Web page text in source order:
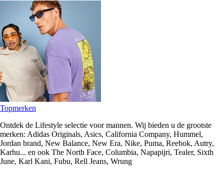
Topmerken
Ontdek de Lifestyle selectie voor mannen. Wij bieden u de grootste
merken: Adidas Originals, Asics, California Company, Hummel,
Jordan brand, New Balance, New Era, Nike, Puma, Reebok, Autry,
Karhu... en ook The North Face, Columbia, Napapijri, Tealer, Sixth
June, Karl Kani, Fubu, Rell Jeans, Wrung